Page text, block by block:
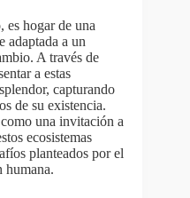
es hogar de una
adaptada a un
A través de
a estas
capturando
de su existencia.
una invitación a
ecosistemas
planteados por el
humana.